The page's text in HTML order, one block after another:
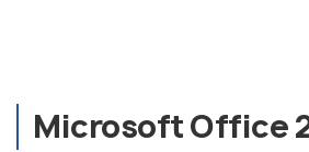
Microsoft Office